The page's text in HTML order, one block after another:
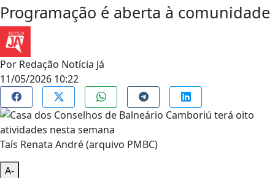
Programação é aberta à comunidade
Por Redação Notícia Já
11/05/2026 10:22
Taís Renata André (arquivo PMBC)
A-